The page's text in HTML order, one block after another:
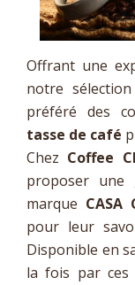
Offrant une
notre
préféré des
tasse de café
Chez Coffee
proposer une
marque CASA
pour leur
Disponible en
la fois par ces